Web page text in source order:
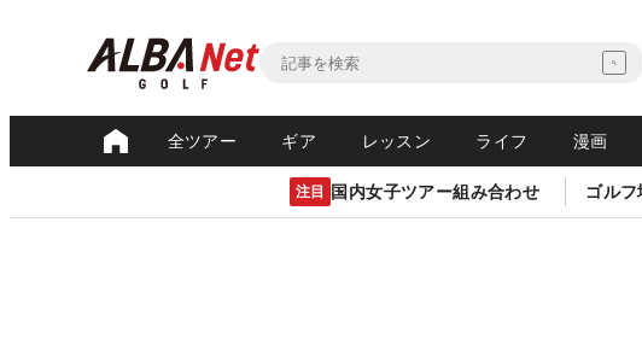
全ツアー ギア レッスン ライフ 漫画
注目 国内女子ツアー組み合わせ ゴル